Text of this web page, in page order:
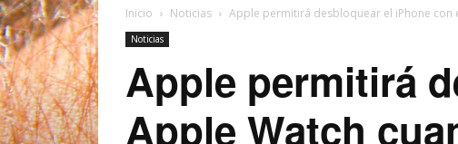
Inicio Noticias Apple permitirá desbloquear el iPhone con
Noticias
Apple permitirá
Apple Watch